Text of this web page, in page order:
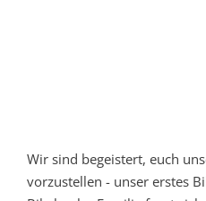
Wir sind begeistert, euch
vorzustellen - unser erstes